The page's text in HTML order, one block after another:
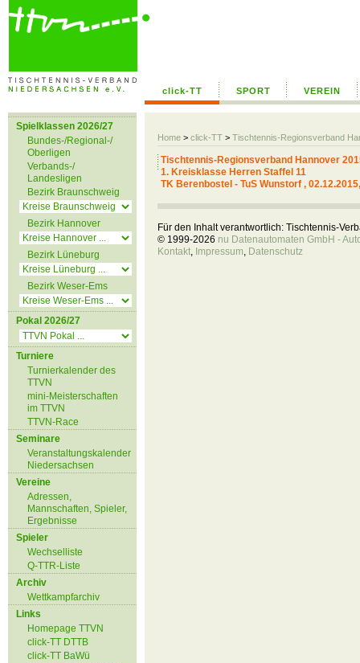
click-TT SPORT VEREIN
Home > click-TT > Tischtennis-Regionsverband
Spielklassen 2026/27
Bundes-/Regional-/
Oberligen
Verbands-/
Landesligen
Bezirk Braunschweig
Bezirk Hannover
Bezirk Lüneburg
Bezirk Weser-Ems
Pokal 2026/27
Turniere
Turnierkalender des
TTVN
mini-Meisterschaften
im TTVN
TTVN-Race
Seminare
Veranstaltungskalender
Niedersachsen
Vereine
Adressen,
Mannschaften, Spieler,
Ergebnisse
Spieler
Wechselliste
Q-TTR-Liste
Archiv
Wettkampfarchiv
Links
Homepage TTVN
click-TT DTTB
click-TT BaWü
Tischtennis-Regionsverband Hannover
1. Kreisklasse Herren Staffel 11
TK Berenbostel - TuS Wunstorf ,
Für den Inhalt verantwortlich: Tischtennis-
© 1999-2026 nu Datenautomaten GmbH -
Kontakt, Impressum, Datenschutz